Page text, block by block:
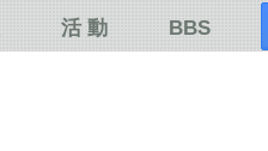
活 動 BBS